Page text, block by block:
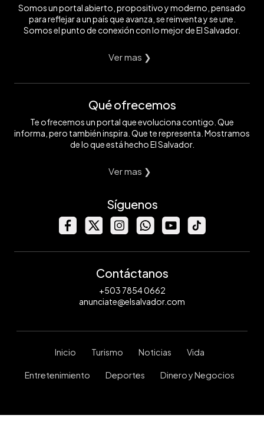
Somos un portal abierto, propositivo y moderno, pensado
para reflejar a un país que avanza, se reinventa y se une.
Somos el punto de conexión con lo mejor de El Salvador.
Ver mas ❯
Qué ofrecemos
Te ofrecemos un portal que evoluciona contigo. Que
informa, pero también inspira. Que te representa. Mostramos
de lo que está hecho El Salvador.
Ver mas ❯
Síguenos
Contáctanos
+503 7854 0662
anunciate@elsalvador.com
Inicio Turismo Noticias Vida
Entretenimiento Deportes Dinero y Negocios